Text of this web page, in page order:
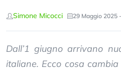
Simone Micocci 29 Maggio 2025
Dall’1 giugno arrivano
italiane. Ecco cosa